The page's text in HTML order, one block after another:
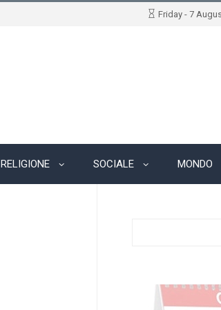
Friday - 7
RELIGIONE SOCIALE MONDO